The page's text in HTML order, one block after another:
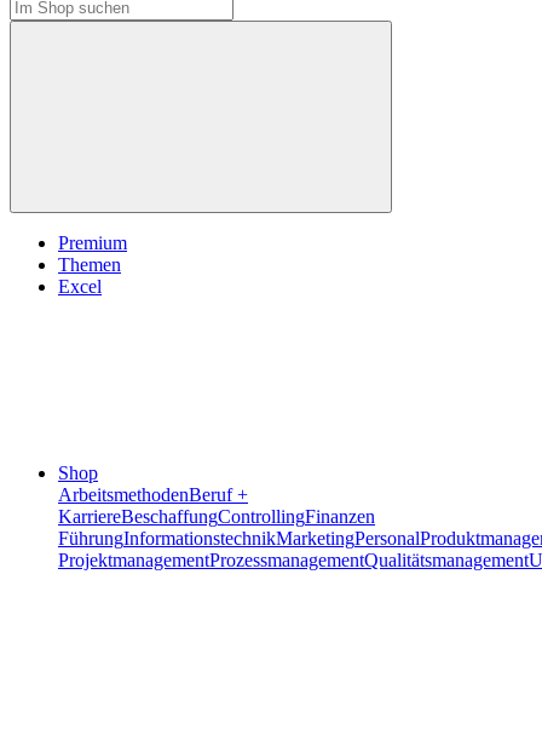
Premium
Themen
Excel
Shop
ArbeitsmethodenBeruf +
KarriereBeschaffungControllingFinanzen
FührungInformationstechnikMarketingPersonal
ProjektmanagementProzessmanagementQualitätsmanagement